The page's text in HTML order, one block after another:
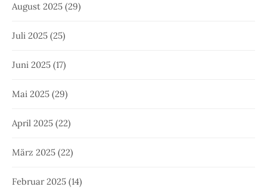
August 2025 (29)
Juli 2025 (25)
Juni 2025 (17)
Mai 2025 (29)
April 2025 (22)
März 2025 (22)
Februar 2025 (14)